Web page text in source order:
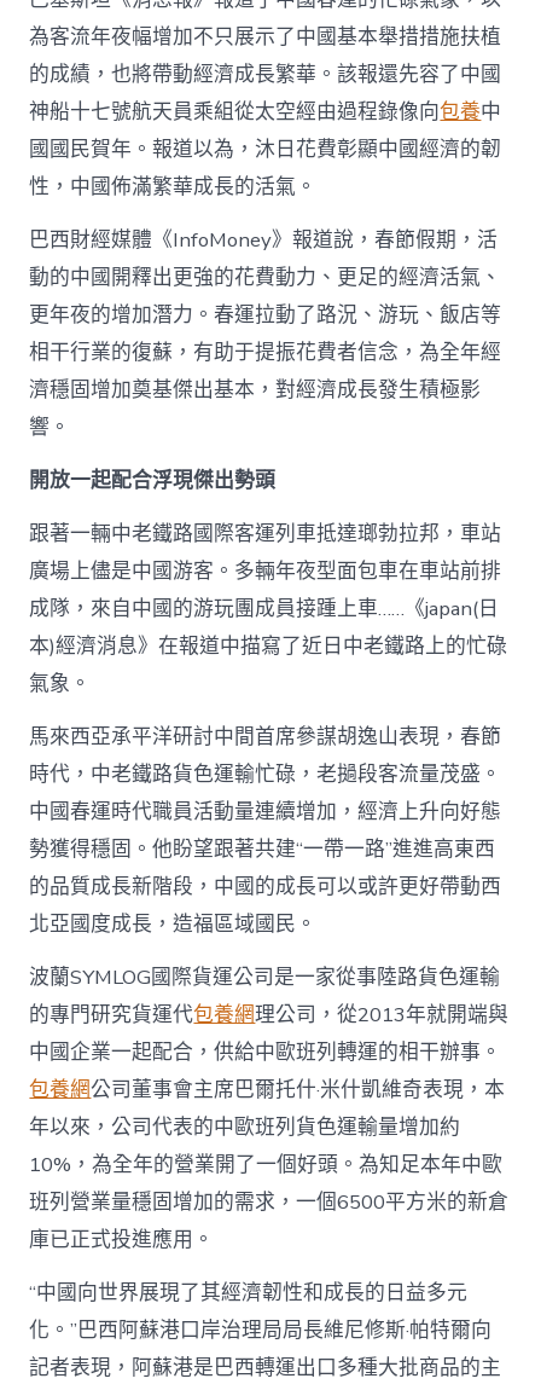
為客流年夜幅增加不只展示了中國基本舉措措施扶植
的成績，也將帶動經濟成長繁華。該報還先容了中國
神船十七號航天員乘組從太空經由過程錄像向包養中
國國民賀年。報道以為，沐日花費彰顯中國經濟的韌
性，中國佈滿繁華成長的活氣。
巴西財經媒體《InfoMoney》報道說，春節假期，活
動的中國開釋出更強的花費動力、更足的經濟活氣、
更年夜的增加潛力。春運拉動了路況、游玩、飯店等
相干行業的復蘇，有助于提振花費者信念，為全年經
濟穩固增加奠基傑出基本，對經濟成長發生積極影
響。
開放一起配合浮現傑出勢頭
跟著一輛中老鐵路國際客運列車抵達瑯勃拉邦，車站
廣場上儘是中國游客。多輛年夜型面包車在車站前排
成隊，來自中國的游玩團成員接踵上車……《japan(日
本)經濟消息》在報道中描寫了近日中老鐵路上的忙碌
氣象。
馬來西亞承平洋研討中間首席參謀胡逸山表現，春節
時代，中老鐵路貨色運輸忙碌，老撾段客流量茂盛。
中國春運時代職員活動量連續增加，經濟上升向好態
勢獲得穩固。他盼望跟著共建“一帶一路”進進高東西
的品質成長新階段，中國的成長可以或許更好帶動西
北亞國度成長，造福區域國民。
波蘭SYMLOG國際貨運公司是一家從事陸路貨色運輸
的專門研究貨運代包養網理公司，從2013年就開端與
中國企業一起配合，供給中歐班列轉運的相干辦事。
包養網公司董事會主席巴爾托什·米什凱維奇表現，本
年以來，公司代表的中歐班列貨色運輸量增加約
10%，為全年的營業開了一個好頭。為知足本年中歐
班列營業量穩固增加的需求，一個6500平方米的新倉
庫已正式投進應用。
“中國向世界展現了其經濟韌性和成長的日益多元
化。”巴西阿蘇港口岸治理局局長維尼修斯·帕特爾向
記者表現，阿蘇港是巴西轉運出口多種大批商品的主